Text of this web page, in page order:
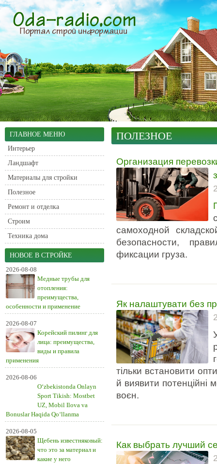
ГЛАВНОЕ МЕНЮ
Интерьер
Ландшафт
Материалы для стройки
Полезное
Ремонт и отделка
Строим
Техника дома
НОВОЕ В СТРОЙКЕ
2026-08-08
Медные трубы для
отопления:
преимущества,
особенности и применение
2026-08-07
Корейский пилинг для
лица: преимущества,
виды и правила
применения
2026-08-06
O‘zbekistonda Onlayn
Sport Tikish: Mostbet
UZ, Mobil Ilova va
Bonuslar Haqida Qo‘llanma
2026-08-05
Щебень известняковый:
что это за материал и
какие у него
ПОЛЕЗНОЕ
Организация
самоходной
безопасности,
фиксации груза.
Як налаштувати без
тільки встановити
й виявити потенційні
воєн.
Как выбрать лучший